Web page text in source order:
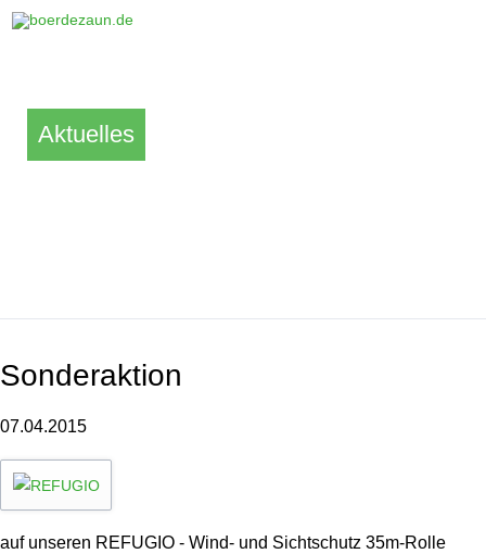
Aktuelles
Sonderaktion
07.04.2015
auf unseren REFUGIO - Wind- und Sichtschutz 35m-Rolle